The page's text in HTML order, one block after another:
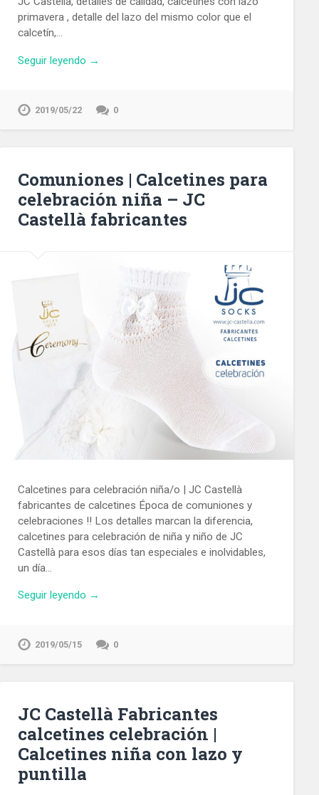
primavera , detalle del lazo del mismo color que el
calcetín,…
Seguir leyendo →
2019/05/22 0
Comuniones | Calcetines para
celebración niña – JC
Castellà fabricantes
Calcetines para celebración niña/o | JC Castellà
fabricantes de calcetines Época de comuniones y
celebraciones !! Los detalles marcan la diferencia,
calcetines para celebración de niña y niño de JC
Castellà para esos días tan especiales e inolvidables,
un día…
Seguir leyendo →
2019/05/15 0
JC Castellà Fabricantes
calcetines celebración |
Calcetines niña con lazo y
puntilla